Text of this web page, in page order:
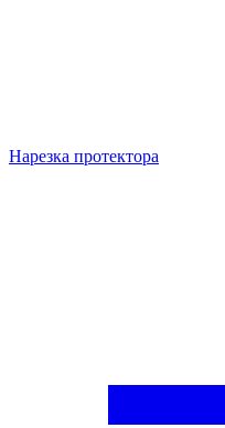
Нарезка протектора